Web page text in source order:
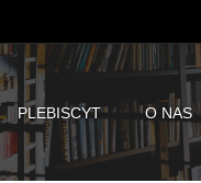
PLEBISCYT O NAS